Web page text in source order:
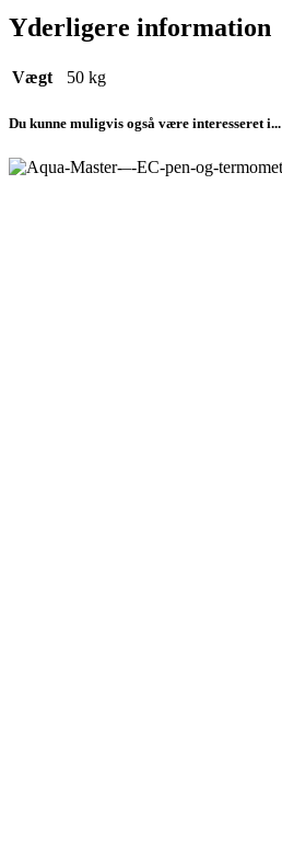
Yderligere information
Vægt 50 kg
Du kunne muligvis også være interesseret i...